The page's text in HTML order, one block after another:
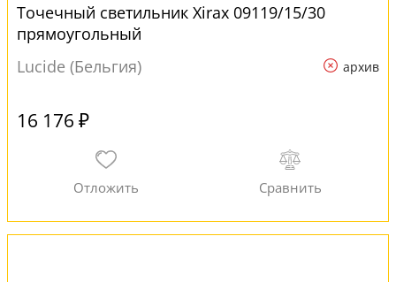
Точечный светильник Xirax 09119/15/30
прямоугольный
Lucide (Бельгия)
архив
16 176 ₽